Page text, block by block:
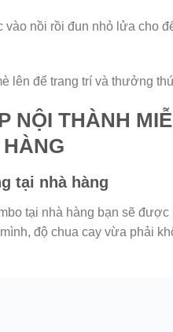
vào nồi rồi đun nhỏ lửa cho
lên để trang trí và thưởng
NỘI THÀNH
tại nhà hàng
tại nhà hàng bạn sẽ
độ chua cay vừa phải